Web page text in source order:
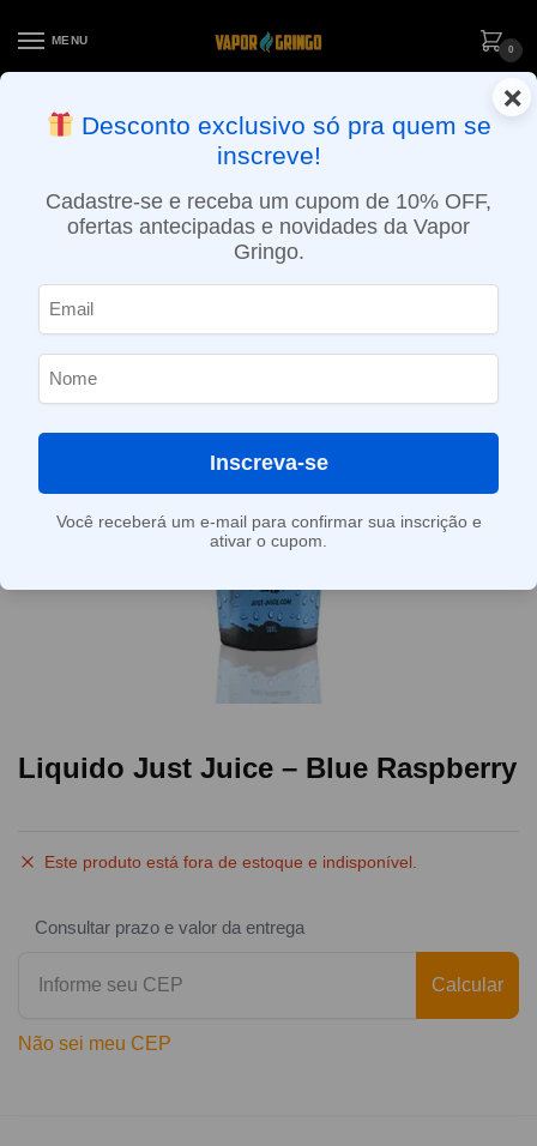
MENU
0
ENTREGA NO MESMO DIA EM SÃO PAULO (SEG A SEX): PEDIDOS
APROVADOS ATÉ 15:30 VIA MOTOBOY
Liquido Just Juice – Blue Raspberry
Este produto está fora de estoque e indisponível.
Consultar prazo e valor da entrega
Calcular
Não sei meu CEP
×
Desconto exclusivo só pra quem se
inscreve!
Cadastre-se e receba um cupom de 10% OFF,
ofertas antecipadas e novidades da Vapor
Gringo.
Inscreva-se
Você receberá um e-mail para confirmar sua inscrição e
ativar o cupom.